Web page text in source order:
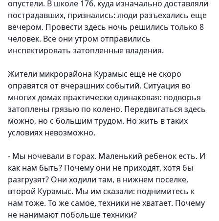
опустели. В школе 176, куда изначально доставляли
пострадавших, признались: люди разъехались еще
вечером. Провести здесь ночь решились только 8
человек. Все они утром отправились
инспектировать затопленные владения.
Жители микрорайона Курамыс еще не скоро
оправятся от вчерашних событий. Ситуация во
многих домах практически одинаковая: подворья
затоплены грязью по колено. Передвигаться здесь
можно, но с большим трудом. Но жить в таких
условиях невозможно.
- Мы ночевали в горах. Маленький ребенок есть. И
как нам быть? Почему они не приходят, хотя бы
разгрузят? Они ходили там, в нижнем поселке,
второй Курамыс. Мы им сказали: поднимитесь к
нам тоже. То же самое, техники не хватает. Почему
не нанимают побольше техники?